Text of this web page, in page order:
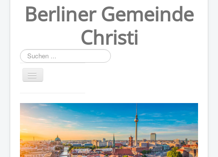
Berliner Gemeinde
Christi
Suchen
...
WER WIR SIND
GOTTESDIENST
PREDIGTEN